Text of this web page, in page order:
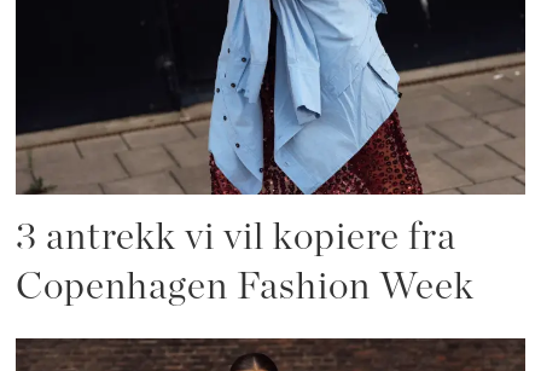
3 antrekk vi vil kopiere fra
Copenhagen Fashion Week